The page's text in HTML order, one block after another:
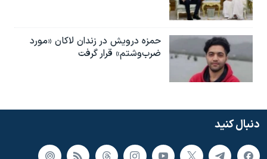
حمزه درویش در زندان لاکان «مورد
ضرب‌وشتم» قرار گرفت
دنبال کنید